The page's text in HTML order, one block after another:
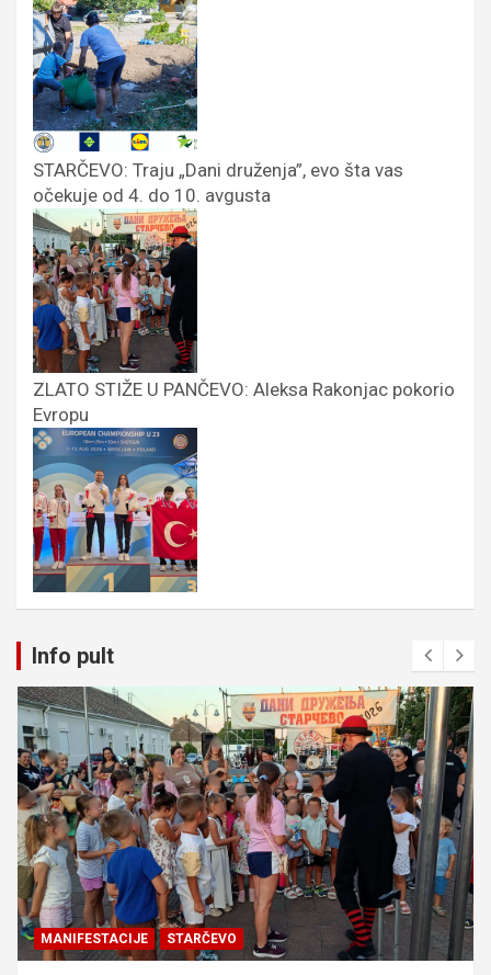
STARČEVO: Traju „Dani druženja”, evo šta vas
očekuje od 4. do 10. avgusta
ZLATO STIŽE U PANČEVO: Aleksa Rakonjac pokorio
Evropu
Info pult
MANIFESTACIJE STARČEVO